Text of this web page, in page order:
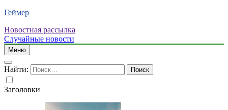
Геймер
Новостная рассылка
Случайные новости
Меню
Найти:
Заголовки